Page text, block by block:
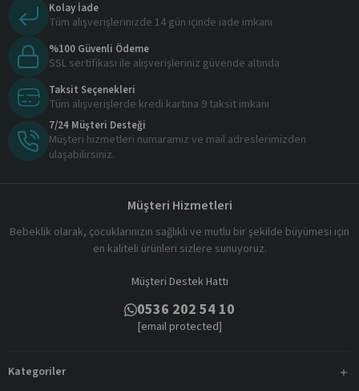
Kolay İade
Tüm alışverişlerinizde 14 gün içinde iade imkanı
%100 Güvenli Ödeme
SSL sertifikası ile alışverişleriniz güvende altında
Taksit Seçenekleri
Tüm alışverişlerde kredi kartına 9 taksit imkanı
7/24 Müşteri Desteği
Müşteri hizmetleri numaramız ve mail adreslerimizden
ulaşabilirsiniz.
Müşteri Hizmetleri
Bebeklik olarak, çocuklarınızın sağlıklı ve mutlu bir şekilde büyümesi için
en kaliteli ürünleri sizlere sunuyoruz.
Müşteri Destek Hattı
0536 202 54 10
[email protected]
Kategoriler